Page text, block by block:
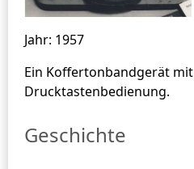
Jahr: 1957
Ein Koffertonbandgerät mit
Drucktastenbedienung.
Geschichte